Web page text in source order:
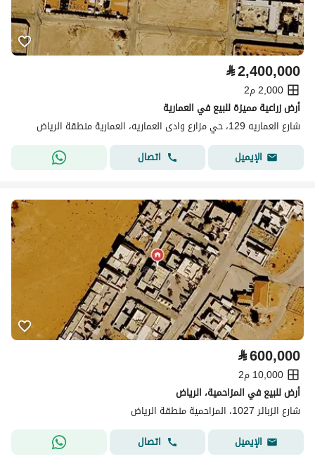
⃁2,400,000
2,000 م2
أرض زراعية مميزة للبيع في العمارية
شارع العماريه 129، حي مزارع وادى العماريه، العمارية منطقة الرياض
الإيميل
اتصال
⃁600,000
10,000 م2
أرض للبيع في المزاحمية، الرياض
شارع الزبائر 1027، المزاحمية منطقة الرياض
الإيميل
اتصال